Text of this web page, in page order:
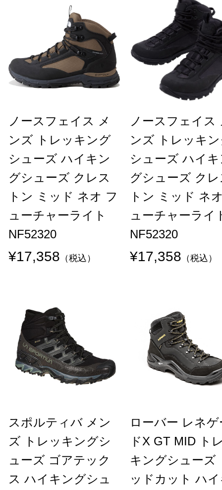
ノースフェイス メ
ンズ トレッキング
シューズ ハイキン
グシューズ クレス
トン ミッド ネオ フ
ューチャーライト
NF52320
¥17,358 （税込）
ノースフェイス
ンズ トレッキ
シューズ ハイ
グシューズ ク
トン ミッド ネ
ューチャーライ
NF52320
¥17,358 （税込）
スポルティバ メン
ズ トレッキングシ
ューズ ゴアテック
ス ハイキングシュ
ローバー レネゲ
ドX GT MID ト
キングシューズ
ッドカット ハ